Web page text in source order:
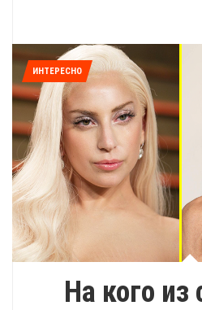
ИНТЕРЕСНО
На кого